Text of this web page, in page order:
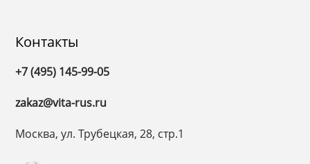
Контакты
+7 (495) 145-99-05
zakaz@vita-rus.ru
Москва, ул. Трубецкая, 28, стр.1